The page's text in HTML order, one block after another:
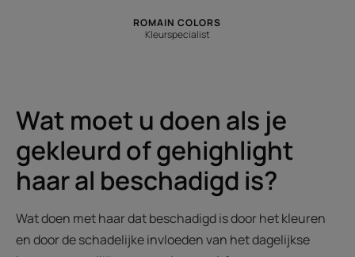
ROMAIN COLORS
Kleurspecialist
Wat moet u doen als je
gekleurd of gehighlight
haar al beschadigd is?
Wat doen met haar dat beschadigd is door het kleuren
en door de schadelijke invloeden van het dagelijkse